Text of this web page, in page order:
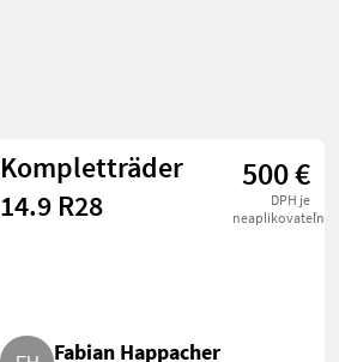
Kompletträder
14.9 R28
500 €
DPH je
neaplikovateľné
Fabian Happacher